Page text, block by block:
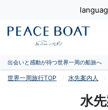
出会いと感動が待つ世界一周の船旅へ
世界一周旅行TOP 水先案内人
水